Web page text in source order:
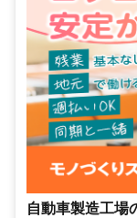
自動車製造工場